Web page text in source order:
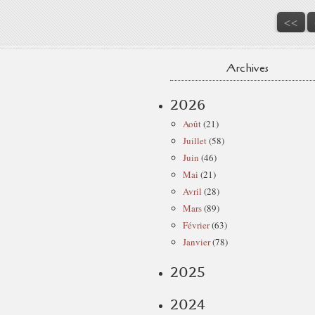
<<
Archives
2026
Août(21)
Juillet(58)
Juin (46)
Mai (21)
Avril (28)
Mars(89)
Février(63)
Janvier(78)
2025
2024